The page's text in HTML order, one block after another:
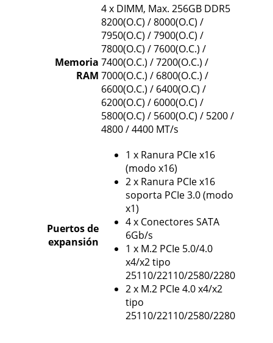
Memoria
RAM
4 x DIMM, Max. 256GB DDR5
8200(O.C) / 8000(O.C) /
7950(O.C) / 7900(O.C) /
7800(O.C) / 7600(O.C.) /
7400(O.C.) / 7200(O.C.) /
7000(O.C.) / 6800(O.C.) /
6600(O.C.) / 6400(O.C) /
6200(O.C) / 6000(O.C) /
5800(O.C) / 5600(O.C) / 5200 /
4800 / 4400 MT/s
Puertos de
expansión
1 x Ranura PCIe x16
(modo x16)
2 x Ranura PCIe x16
soporta PCIe 3.0 (modo
x1)
4 x Conectores SATA
6Gb/s
1 x M.2 PCIe 5.0/4.0
x4/x2 tipo
25110/22110/2580/2280
2 x M.2 PCIe 4.0 x4/x2
tipo
25110/22110/2580/2280